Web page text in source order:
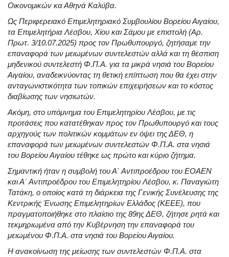
Οικονομικών κα Αθηνά Καλύβα.
Ως Περιφερειακό Επιμελητηριακό Συμβουλίου Βορείου Αιγαίου,
τα Επιμελητήρια Λέσβου, Χίου και Σάμου με επιστολή (Αρ.
Πρωτ. 3/10.07.2025) προς τον Πρωθυπουργό, ζητήσαμε την
επαναφορά των μειωμένων συντελεστών αλλά και τη θέσπιση
μηδενικού συντελεστή Φ.Π.Α. για τα μικρά νησιά του Βορείου
Αιγαίου, αναδεικνύοντας τη θετική επίπτωση που θα έχει στην
ανταγωνιστικότητα των τοπικών επιχειρήσεων και το κόστος
διαβίωσης των νησιωτών.
Ακόμη, στο υπόμνημα του Επιμελητηρίου Λέσβου, με τις
προτάσεις που κατατέθηκαν προς τον Πρωθυπουργό και τους
αρχηγούς των πολιτικών κομμάτων εν όψει της ΔΕΘ, η
επαναφορά των μειωμένων συντελεστών Φ.Π.Α. στα νησιά
του Βορείου Αιγαίου τέθηκε ως πρώτο και κύριο ζήτημα.
Σημαντική ήταν η συμβολή του Α΄ Αντιπροέδρου του ΕΟΑΕΝ
και Α΄ Αντιπροέδρου του Επιμελητηρίου Λέσβου, κ. Παναγιώτη
Τατάκη, ο οποίος κατά τη διάρκεια της Γενικής Συνέλευσης της
Κεντρικής Ένωσης Επιμελητηρίων Ελλάδος (ΚΕΕΕ), που
πραγματοποιήθηκε στο πλαίσιο της 89ης ΔΕΘ, ζήτησε ρητά και
τεκμηριωμένα από την Κυβέρνηση την επαναφορά του
μειωμένου Φ.Π.Α. στα νησιά του Βορείου Αιγαίου.
Η ανακοίνωση της μείωσης των συντελεστών Φ.Π.Α. στα